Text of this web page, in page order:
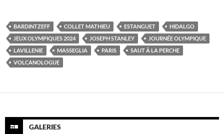
BARDINTZEFF COLLET MATHIEU ESTANGUET
HIDALGO
JEUX OLYMPIQUES 2024
JOSEPH STANLEY
JOURNÉE OLYMPIQUE
LAVILLENIE
MASSEGLIA PARIS
SAUT À LA PERCHE
VOLCANOLOGUE
GALERIES